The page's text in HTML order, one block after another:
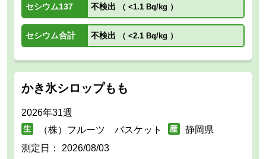
セシウム137 不検出 （ <1.1 Bq/kg ）
セシウム合計 不検出 （ <2.1 Bq/kg ）
かき氷シロップもも
2026年31週
（株）フルーツ バスケット
静岡県
測定日： 2026/08/03